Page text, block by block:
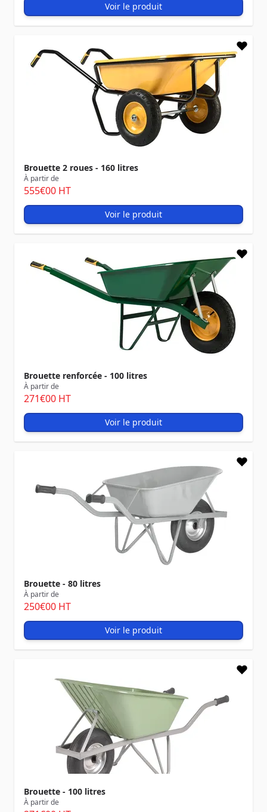
Voir le produit
Brouette 2 roues - 160 litres
À partir de
555€00 HT
Voir le produit
Brouette renforcée - 100 litres
À partir de
271€00 HT
Voir le produit
Brouette - 80 litres
À partir de
250€00 HT
Voir le produit
Brouette - 100 litres
À partir de